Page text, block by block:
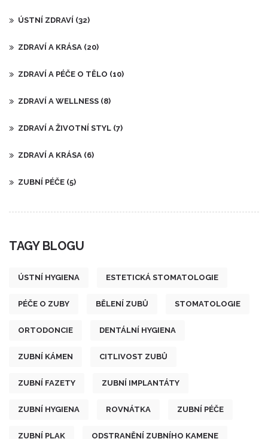
ÚSTNÍ ZDRAVÍ (32)
ZDRAVÍ A KRÁSA (20)
ZDRAVÍ A PÉČE O TĚLO (10)
ZDRAVÍ A WELLNESS (8)
ZDRAVÍ A ŽIVOTNÍ STYL (7)
ZDRAVÍ A KRÁSA (6)
ZUBNÍ PÉČE (5)
TAGY BLOGU
ÚSTNÍ HYGIENA ESTETICKÁ STOMATOLOGIE
PÉČE O ZUBY BĚLENÍ ZUBŮ STOMATOLOGIE
ORTODONCIE DENTÁLNÍ HYGIENA
ZUBNÍ KÁMEN CITLIVOST ZUBŮ
ZUBNÍ FAZETY ZUBNÍ IMPLANTÁTY
ZUBNÍ HYGIENA ROVNÁTKA ZUBNÍ PÉČE
ZUBNÍ PLAK ODSTRANĚNÍ ZUBNÍHO KAMENE